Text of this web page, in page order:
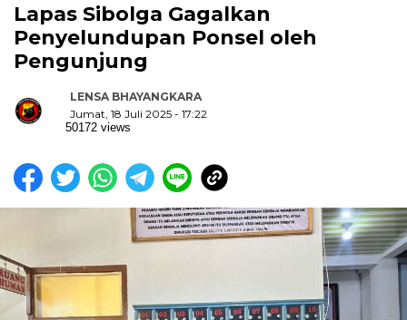
Lapas Sibolga Gagalkan
Penyelundupan Ponsel oleh
Pengunjung
LENSA BHAYANGKARA
Jumat, 18 Juli 2025 - 17:22
50172 views